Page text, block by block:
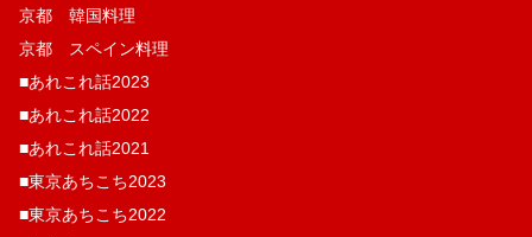
京都 韓国料理
京都 スペイン料理
■あれこれ話2023
■あれこれ話2022
■あれこれ話2021
■東京あちこち2023
■東京あちこち2022